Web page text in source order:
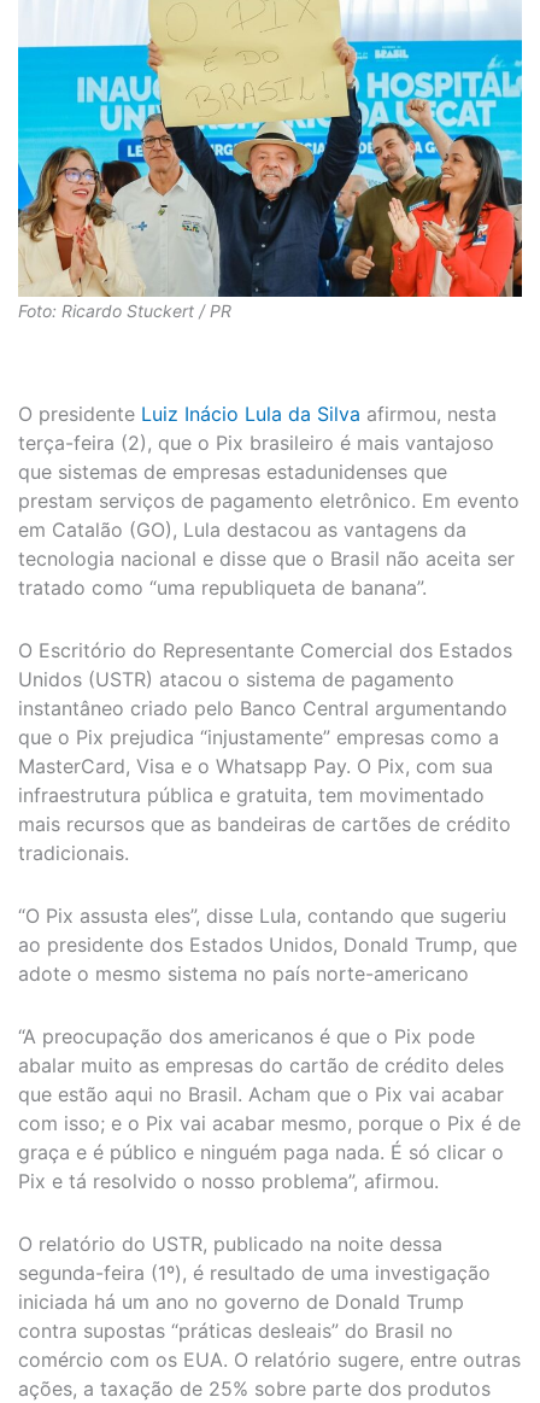
Foto: Ricardo Stuckert / PR
O presidente Luiz Inácio Lula da Silva afirmou, nesta
terça-feira (2), que o Pix brasileiro é mais vantajoso
que sistemas de empresas estadunidenses que
prestam serviços de pagamento eletrônico. Em evento
em Catalão (GO), Lula destacou as vantagens da
tecnologia nacional e disse que o Brasil não aceita ser
tratado como “uma republiqueta de banana”.
O Escritório do Representante Comercial dos Estados
Unidos (USTR) atacou o sistema de pagamento
instantâneo criado pelo Banco Central argumentando
que o Pix prejudica “injustamente” empresas como a
MasterCard, Visa e o Whatsapp Pay. O Pix, com sua
infraestrutura pública e gratuita, tem movimentado
mais recursos que as bandeiras de cartões de crédito
tradicionais.
“O Pix assusta eles”, disse Lula, contando que sugeriu
ao presidente dos Estados Unidos, Donald Trump, que
adote o mesmo sistema no país norte-americano
“A preocupação dos americanos é que o Pix pode
abalar muito as empresas do cartão de crédito deles
que estão aqui no Brasil. Acham que o Pix vai acabar
com isso; e o Pix vai acabar mesmo, porque o Pix é de
graça e é público e ninguém paga nada. É só clicar o
Pix e tá resolvido o nosso problema”, afirmou.
O relatório do USTR, publicado na noite dessa
segunda-feira (1º), é resultado de uma investigação
iniciada há um ano no governo de Donald Trump
contra supostas “práticas desleais” do Brasil no
comércio com os EUA. O relatório sugere, entre outras
ações, a taxação de 25% sobre parte dos produtos